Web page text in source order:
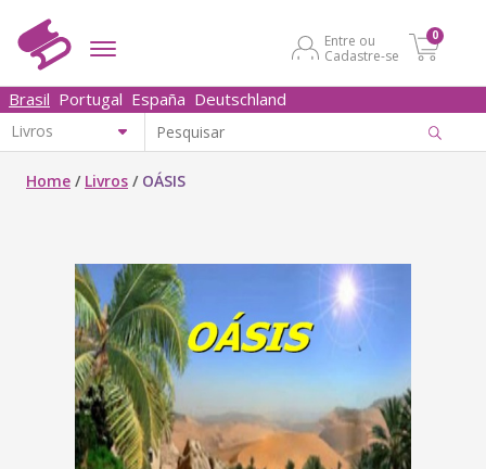
Entre ou
Cadastre-se
0
Brasil Portugal España Deutschland
Home / Livros / OÁSIS